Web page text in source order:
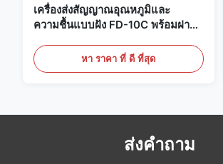
เครื่องส่งสัญญาณอุณหภูมิและ
ความชื้นแบบฝัง FD-10C พร้อมฝา
เลสสตีล 316Lหา ราคา ที่ ดี ที่สุด
ส่งคำถาม